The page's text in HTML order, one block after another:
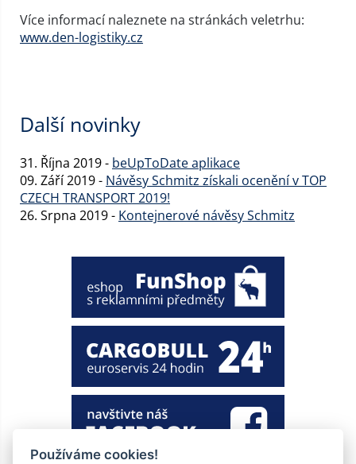
Více informací naleznete na stránkách veletrhu:
www.den-logistiky.cz
Další novinky
31. Října 2019 - beUpToDate aplikace
09. Září 2019 - Návěsy Schmitz získali ocenění v TOP
CZECH TRANSPORT 2019!
26. Srpna 2019 - Kontejnerové návěsy Schmitz
Používáme cookies!